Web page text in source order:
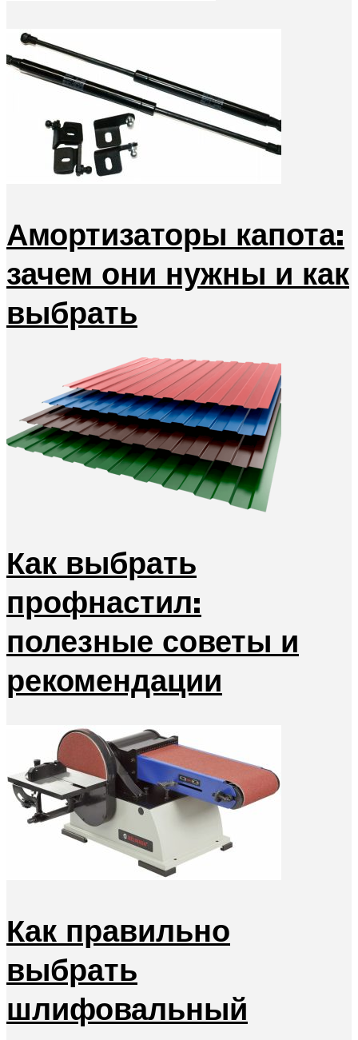
Амортизаторы капота:
зачем они нужны и как
выбрать
Как выбрать
профнастил:
полезные советы и
рекомендации
Как правильно
выбрать
шлифовальный